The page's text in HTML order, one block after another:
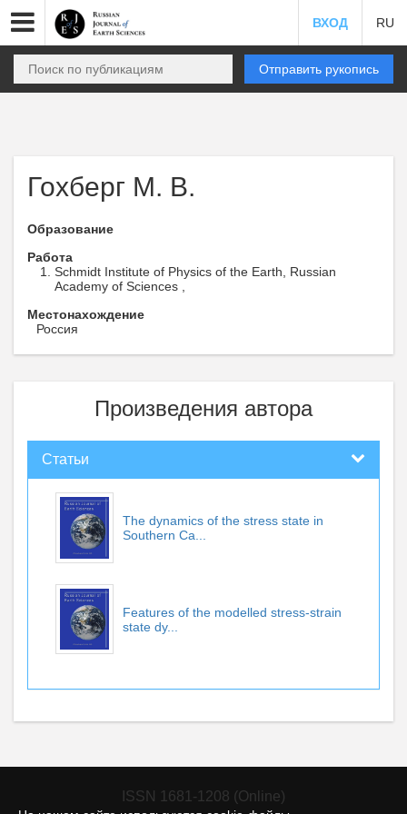
ВХОД RU
Отправить рукопись
Гохберг М. В.
Образование
Работа
Schmidt Institute of Physics of the Earth, Russian
Academy of Sciences ,
Местонахождение
Россия
Произведения автора
Статьи
The dynamics of the stress state in
Southern Ca...
Features of the modelled stress-strain
state dy...
ISSN 1681-1208 (Online)